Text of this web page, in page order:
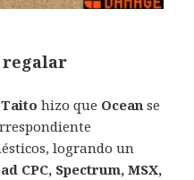
regalar
Taito hizo que Ocean se
logrando un
CPC, Spectrum, MSX,